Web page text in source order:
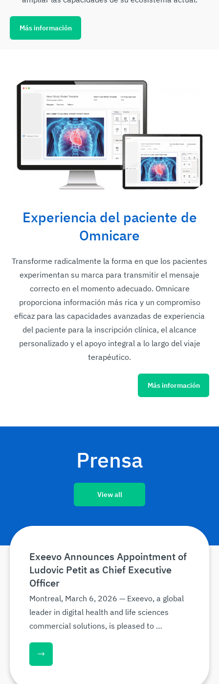
Más información
Experiencia del paciente de
Omnicare
Transforme radicalmente la forma en que los pacientes
experimentan su marca para transmitir el mensaje
correcto en el momento adecuado. Omnicare
proporciona información más rica y un compromiso
eficaz para las capacidades avanzadas de experiencia
del paciente para la inscripción clínica, el alcance
personalizado y el apoyo integral a lo largo del viaje
terapéutico.
Más información
Prensa
View all
Exeevo Announces Appointment of
Ludovic Petit as Chief Executive
Officer
Montreal, March 6, 2026 — Exeevo, a global
leader in digital health and life sciences
commercial solutions, is pleased to …